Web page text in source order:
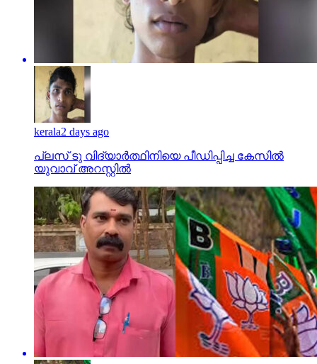
kerala2 days ago
പ്ലസ് ടു വിദ്യാര്‍ത്ഥിനിയെ പീഡിപ്പിച്ച കേസില്‍
യുവാവ് അറസ്റ്റില്‍